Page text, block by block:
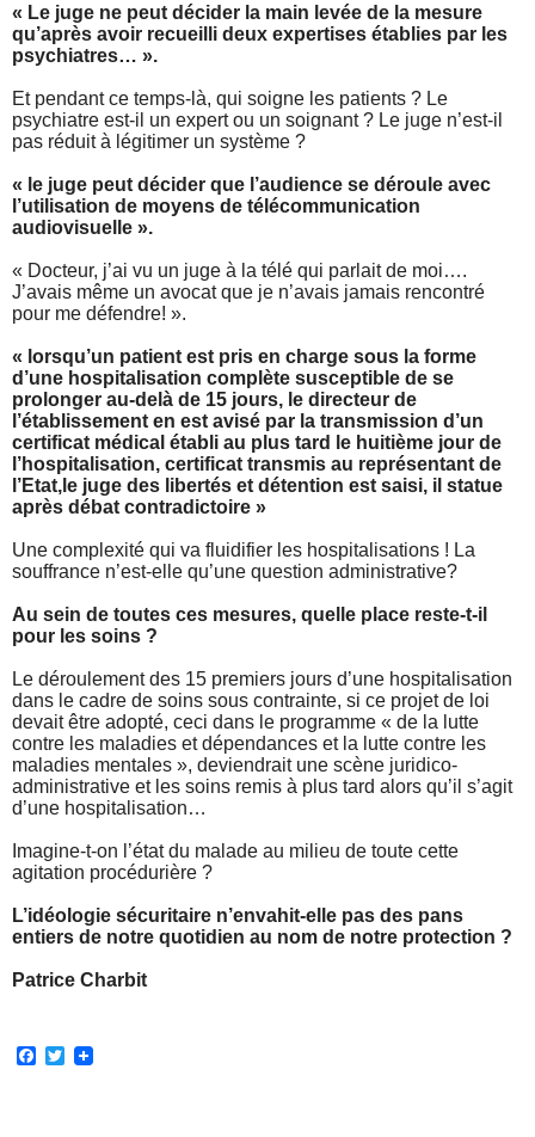
« Le juge ne peut décider la main levée de la mesure
qu’après avoir recueilli deux expertises établies par les
psychiatres… ».
Et pendant ce temps-là, qui soigne les patients ? Le
psychiatre est-il un expert ou un soignant ? Le juge n’est-il
pas réduit à légitimer un système ?
« le juge peut décider que l’audience se déroule avec
l’utilisation de moyens de télécommunication
audiovisuelle ».
« Docteur, j’ai vu un juge à la télé qui parlait de moi….
J’avais même un avocat que je n’avais jamais rencontré
pour me défendre! ».
« lorsqu’un patient est pris en charge sous la forme
d’une hospitalisation complète susceptible de se
prolonger au-delà de 15 jours, le directeur de
l’établissement en est avisé par la transmission d’un
certificat médical établi au plus tard le huitième jour de
l’hospitalisation, certificat transmis au représentant de
l’Etat,le juge des libertés et détention est saisi, il statue
après débat contradictoire »
Une complexité qui va fluidifier les hospitalisations ! La
souffrance n’est-elle qu’une question administrative?
Au sein de toutes ces mesures, quelle place reste-t-il
pour les soins ?
Le déroulement des 15 premiers jours d’une hospitalisation
dans le cadre de soins sous contrainte, si ce projet de loi
devait être adopté, ceci dans le programme « de la lutte
contre les maladies et dépendances et la lutte contre les
maladies mentales », deviendrait une scène juridico-
administrative et les soins remis à plus tard alors qu’il s’agit
d’une hospitalisation…
Imagine-t-on l’état du malade au milieu de toute cette
agitation procédurière ?
L’idéologie sécuritaire n’envahit-elle pas des pans
entiers de notre quotidien au nom de notre protection ?
Patrice Charbit
F
T